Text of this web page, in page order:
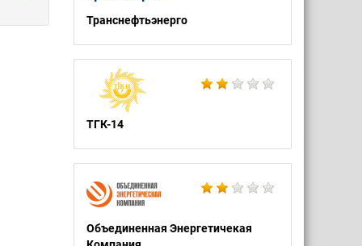
Транснефтьэнерго
ТГК-14
Объединенная Энергетичекая